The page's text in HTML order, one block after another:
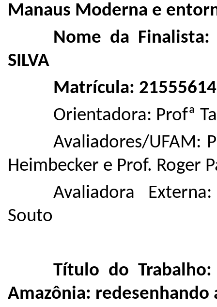
Manaus Moderna e
Nome da Finalista:
SILVA
Matrícula: 21555614
Orientadora: Profª
Avaliadores/UFAM:
Heimbecker e Prof. Roger
Avaliadora
Souto
Título do Trabalho:
Amazônia: